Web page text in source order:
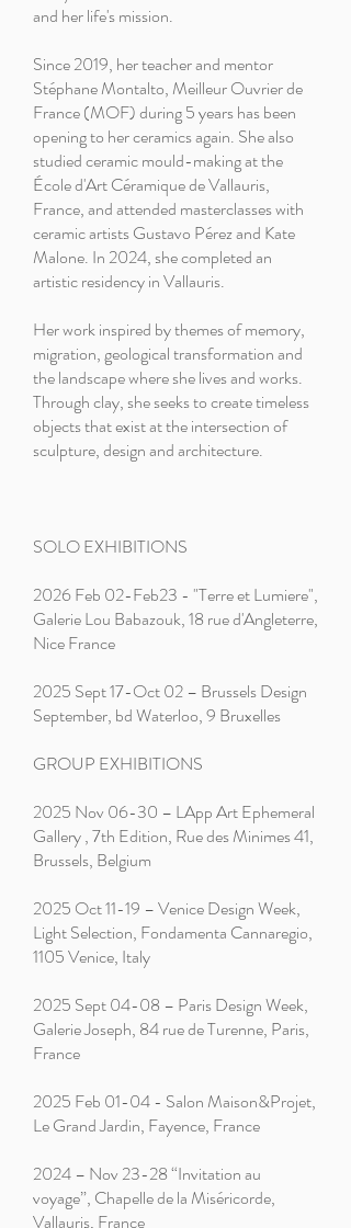
and her life's mission.
Since 2019, her teacher and mentor
Stéphane Montalto, Meilleur Ouvrier de
France (MOF) during 5 years has been
opening to her ceramics again. She also
studied ceramic mould-making at the
École d'Art Céramique de Vallauris,
France, and attended masterclasses with
ceramic artists Gustavo Pérez and Kate
Malone. In 2024, she completed an
artistic residency in Vallauris.
Her work inspired by themes of memory,
migration, geological transformation and
the landscape where she lives and works.
Through clay, she seeks to create timeless
objects that exist at the intersection of
sculpture, design and architecture.
SOLO EXHIBITIONS
2026 Feb 02-Feb23 - "Terre et Lumiere",
Galerie Lou Babazouk, 18 rue d'Angleterre,
Nice France​
2025 Sept 17-Oct 02 – Brussels Design
September, bd Waterloo, 9 Bruxelles
GROUP EXHIBITIONS ​
2025 Nov 06-30 – LApp Art Ephemeral
Gallery , 7th Edition, Rue des Minimes 41,
Brussels, Belgium​
2025 Oct 11-19 – Venice Design Week,
Light Selection, Fondamenta Cannaregio,
1105 Venice, Italy ​
2025 Sept 04-08 – Paris Design Week,
Galerie Joseph, 84 rue de Turenne, Paris,
France ​
2025 Feb 01-04 - Salon Maison&Projet,
Le Grand Jardin, Fayence, France ​
2024 – Nov 23-28 “Invitation au
voyage”, Chapelle de la Miséricorde,
Vallauris, France